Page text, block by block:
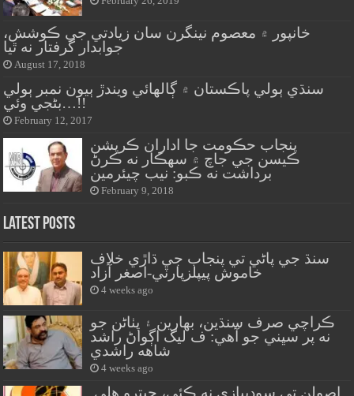
خانپور ۾ معصوم نينگرن سان زيادتي جي ڪوشش،
جوابدار گرفتار نه ٿيا
August 17, 2018
سنڌي ٻولي پاڪستان ۾ ڳالهائي ويندڙ ٻيون نمبر ٻولي
بڻجي وئي…!!
February 12, 2017
پنجاب حڪومت جا اداران ڪرپشن
ڪيسن جي جاچ ۾ سهڪار نه ڪرڻ
برداشت نه ڪبو: نيب چيئرمين
February 9, 2018
Latest Posts
سنڌ جي پاڻي تي پنجاب جي ڌاڙي خلاف
خاموش پيپلزپارٽي-اصغر آزاد
4 weeks ago
ڪراچي صرف سنڌين، بهارين ۽ پٺاڻن جو
نه پر سڀني جو آهي: ف ليگ اڳواڻ راشد
شاهه راشدي
4 weeks ago